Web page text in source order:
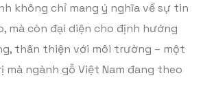
không chỉ mang ý nghĩa về sự tin
mà còn đại diện cho định hướng
thân thiện với môi trường – một
ngành gỗ Việt Nam đang theo